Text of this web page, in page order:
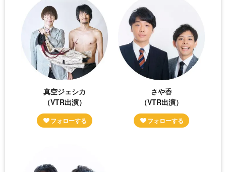
真空ジェシカ
（VTR出演）
さや香
（VTR出演）